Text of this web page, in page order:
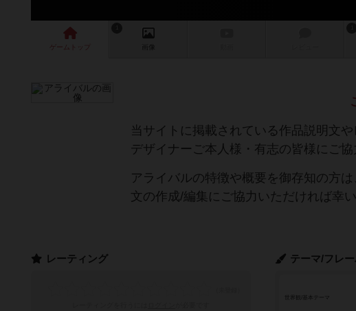
ゲーム 画像
当サイトに掲載されている作品説明文
デザイナーご本人様・有志の皆様にご
アライバルの特徴や概要を御存知の方
文の作成/編集にご協力いただければ幸い
テーマ/フレ
世界観/基本テーマ
レーティング